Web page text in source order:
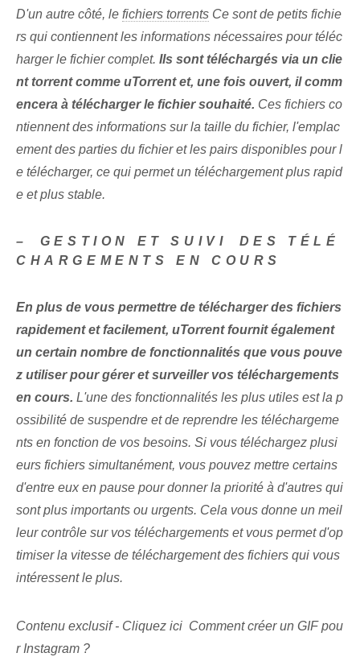
D'un autre côté, le fichiers torrents Ce sont de petits fichie
rs qui contiennent les informations nécessaires pour téléc
harger le fichier complet. Ils sont téléchargés via un clie
nt torrent comme uTorrent et, une fois ouvert, il comm
encera à télécharger le fichier souhaité. Ces fichiers co
ntiennent des informations sur la taille du fichier, l'emplac
ement des parties du fichier et les pairs disponibles pour l
e télécharger, ce qui permet un téléchargement plus rapid
e et plus stable.
– ⁣GESTION ET SUIVI⁢ DES TÉLÉ
CHARGEMENTS EN COURS
En plus de vous permettre de télécharger des fichiers
rapidement et facilement, uTorrent fournit également
un certain nombre de fonctionnalités que vous pouve
z utiliser pour gérer et surveiller vos téléchargements
en cours. L'une des fonctionnalités les plus utiles est la p
ossibilité de suspendre et de reprendre les téléchargeme
nts en fonction de vos besoins. ⁤Si ⁤vous téléchargez plusi
eurs fichiers⁣ simultanément, vous pouvez mettre certains
d'entre eux en pause pour ⁤donner la priorité à d'autres qui
sont plus importants⁤ ou ⁤urgents. Cela vous donne un meil
leur contrôle sur vos téléchargements et vous permet d'op
timiser la vitesse de téléchargement des fichiers qui vous
intéressent le plus.
Contenu exclusif - Cliquez ici Comment créer un GIF pou
r Instagram ?